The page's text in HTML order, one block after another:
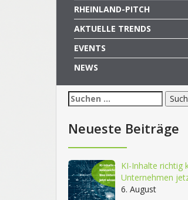
RHEINLAND-PITCH
AKTUELLE TRENDS
EVENTS
NEWS
Suchen
nach:
Neueste Beiträge
KI-Inhalte richtig
Unternehmen
6. August